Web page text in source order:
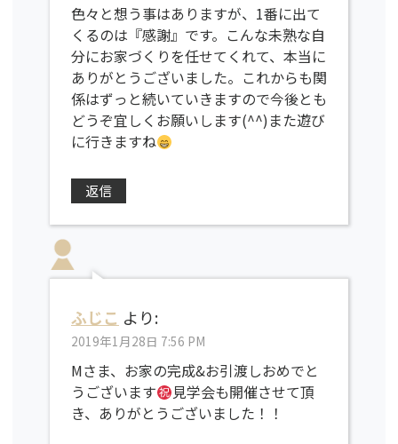
色々と想う事はありますが、1番に出て
くるのは『感謝』です。こんな未熟な自
分にお家づくりを任せてくれて、本当に
ありがとうございました。これからも関
係はずっと続いていきますので今後とも
どうぞ宜しくお願いします(^^)また遊び
に行きますね
返信
ふじこ より:
2019年1月28日 7:56 PM
Mさま、お家の完成&お引渡しおめでと
うございます
見学会も開催させて頂
き、ありがとうございました！！